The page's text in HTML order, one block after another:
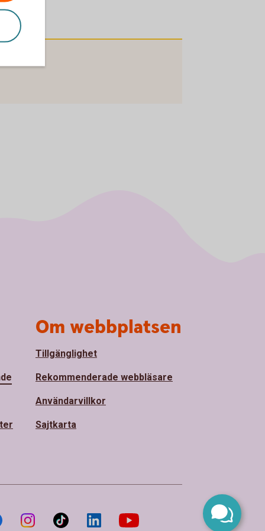
Om webbplatsen
Tillgänglighet
Rekommenderade webbläsare
Användarvillkor
Sajtkarta